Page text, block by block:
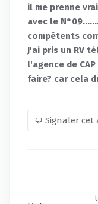
il me prenne
avec le
compétents
J'ai pris un RV
l'agence de
faire? car cela
Signaler cet